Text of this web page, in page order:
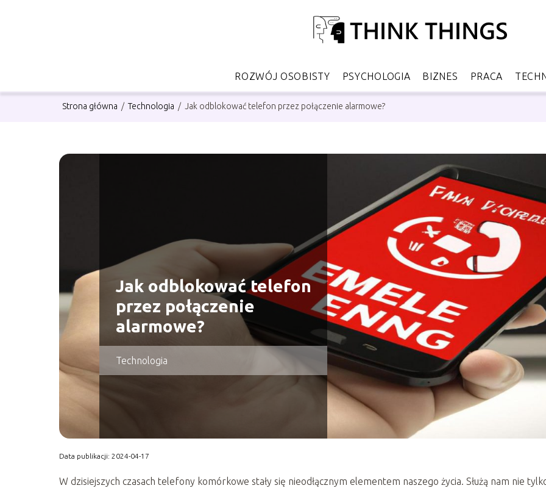
ROZWÓJ OSOBISTY PSYCHOLOGIA BIZNES PRACA
Strona główna / Technologia / Jak odblokować telefon przez połączenie alarmowe?
Jak odblokować telefon
przez połączenie
alarmowe?
Technologia
Data publikacji: 2024-04-17
W dzisiejszych czasach telefony komórkowe stały się nieodłącznym elementem naszego życia. Służą nam nie